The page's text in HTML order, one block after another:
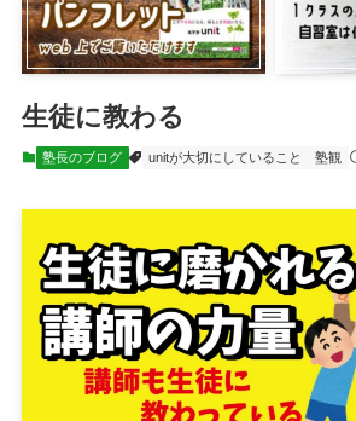
生徒に教わる
塾長のブログ unitが大切にしていること 塾観